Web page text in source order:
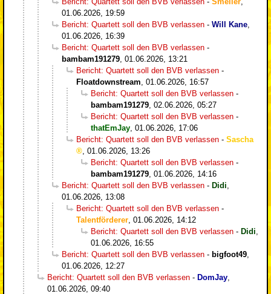
01.06.2026, 19:59
Bericht: Quartett soll den BVB verlassen - Will Kane
01.06.2026, 16:39
Bericht: Quartett soll den BVB verlassen -
bambam191279 01.06.2026, 13:21
Bericht: Quartett soll den BVB verlassen -
Floatdownstream 01.06.2026, 16:57
Bericht: Quartett soll den BVB verlassen -
bambam191279 02.06.2026, 05:27
Bericht: Quartett soll den BVB verlassen -
thatEmJay 01.06.2026, 17:06
Bericht: Quartett soll den BVB verlassen - Sascha
01.06.2026, 13:26
Bericht: Quartett soll den BVB verlassen -
bambam191279 01.06.2026, 14:16
Bericht: Quartett soll den BVB verlassen - Didi
01.06.2026, 13:08
Bericht: Quartett soll den BVB verlassen -
Talentförderer 01.06.2026, 14:12
Bericht: Quartett soll den BVB verlassen - Didi
01.06.2026, 16:55
Bericht: Quartett soll den BVB verlassen - bigfoot49
01.06.2026, 12:27
Bericht: Quartett soll den BVB verlassen - DomJay
01.06.2026, 09:40